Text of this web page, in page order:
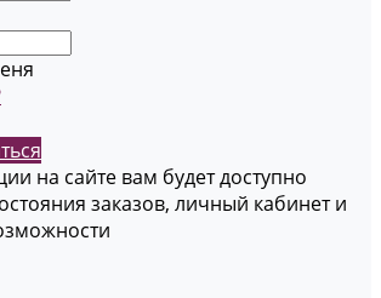
на сайте вам будет доступно
заказов, личный кабинет и